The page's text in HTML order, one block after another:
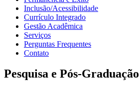
Inclusão/Acessibilidade
Currículo Integrado
Gestão Acadêmica
Serviços
Perguntas Frequentes
Contato
Pesquisa e Pós-Graduação